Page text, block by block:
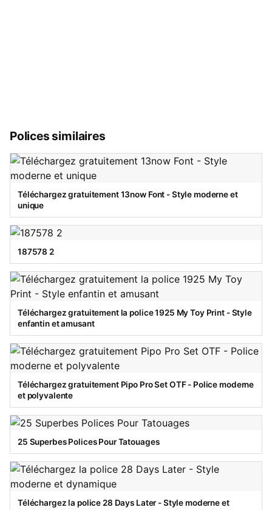
Polices similaires
Téléchargez gratuitement 13now Font - Style moderne et
unique
187578 2
Téléchargez gratuitement la police 1925 My Toy Print - Style
enfantin et amusant
Téléchargez gratuitement Pipo Pro Set OTF - Police moderne
et polyvalente
25 Superbes Polices Pour Tatouages
Téléchargez la police 28 Days Later - Style moderne et